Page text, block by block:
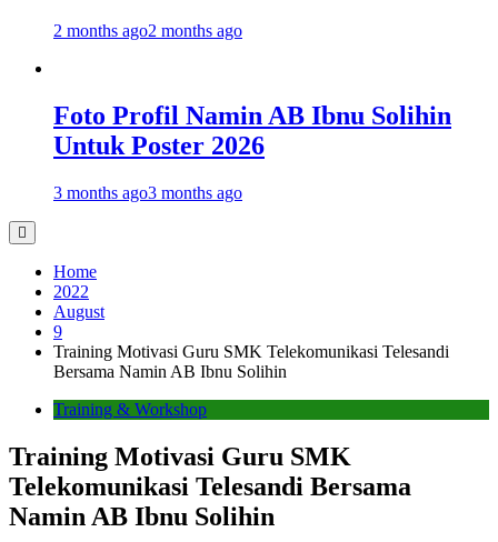
2 months ago2 months ago
Foto Profil Namin AB Ibnu Solihin
Untuk Poster 2026
3 months ago3 months ago
Home
2022
August
9
Training Motivasi Guru SMK Telekomunikasi Telesandi
Bersama Namin AB Ibnu Solihin
Training & Workshop
Training Motivasi Guru SMK
Telekomunikasi Telesandi Bersama
Namin AB Ibnu Solihin